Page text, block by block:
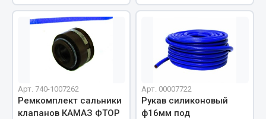
Амортизаторы для полуприцепов
Весь раздел
Запчасти КамАЗ
Двигатель
Арт. 740-1007262
Ремкомплект сальники
клапанов КАМАЗ ФТОР
Арт. 00007722
Рукав силиконовый
ф16мм под